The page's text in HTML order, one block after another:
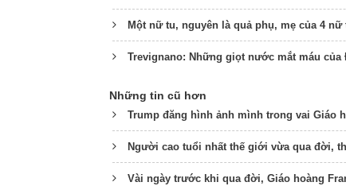
Một nữ tu, nguyên là quả phụ, mẹ của 4
Trevignano: Những giọt nước mắt máu
Những tin cũ hơn
Trump đăng hình ảnh mình trong vai Giáo
Người cao tuổi nhất thế giới vừa qua đời,
Vài ngày trước khi qua đời, Giáo hoàng